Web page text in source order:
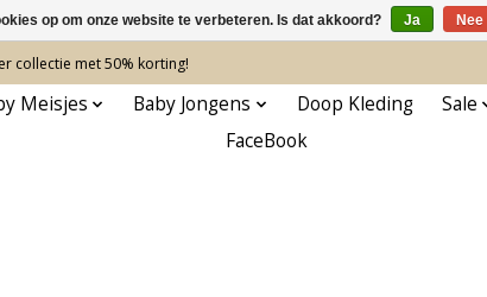
collectie met 50% korting!
Meisjes Baby Jongens Doop Kleding Sale
FaceBook
op om onze website te verbeteren. Is dat akkoord? Ja Nee